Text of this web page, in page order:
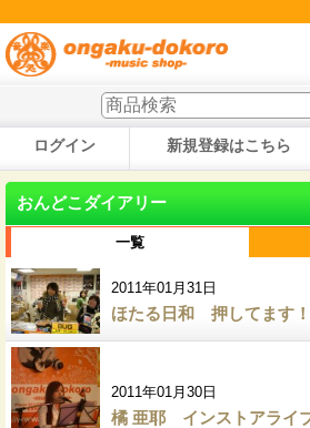
ログイン 新規登録はこちら
おんどこダイアリー
一覧
2011年01月31日
ほたる日和 押してます！
2011年01月30日
橘 亜耶 インストアライ